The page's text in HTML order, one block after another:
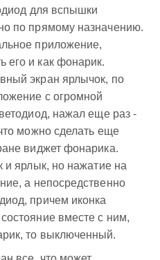
для вспышки
по прямому назначению.
приложение,
его и как фонарик.
экран ярлычок, по
с огромной
нажал еще раз -
можно сделать еще
виджет фонарика.
и ярлык, но нажатие на
а непосредственно
причем иконка
вместе с ним,
то выключенный.